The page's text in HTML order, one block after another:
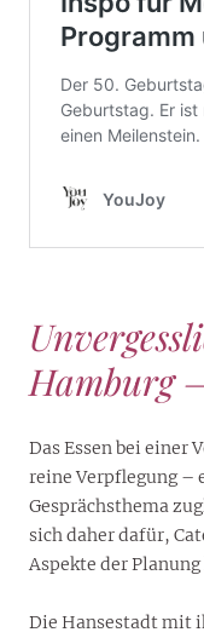
Hamburg
Das Essen bei einer
reine Verpflegung –
Gesprächsthema
sich daher dafür,
Aspekte der
Die Hansestadt mit